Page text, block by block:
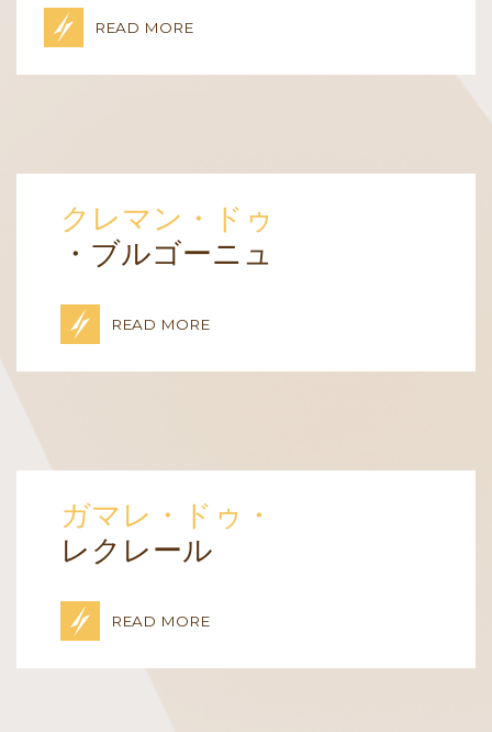
READ MORE
クレマン・ドゥ
・ブルゴーニュ
READ MORE
ガマレ・ドゥ・
レクレール
READ MORE